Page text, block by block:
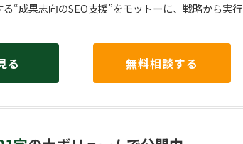
“成果志向のSEO支援”をモットーに、戦略から実行
る 無料相談する